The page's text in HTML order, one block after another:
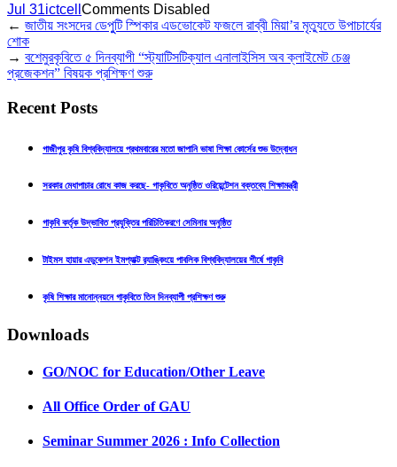
Jul 31ictcell Comments Disabled
← জাতীয় সংসদের ডেপুুটি স্পিকার এডভোকেট ফজলে রাব্বী মিয়া’র মৃত্যুতে উপাচার্যের
শোক
→ বশেমুরকৃবিতে ৫ দিনব্যাপী “স্ট্যাটিসটিক্যাল এনালাইসিস অব ক্লাইমেট চেঞ্জ
প্রজেকশন” বিষয়ক প্রশিক্ষণ শুরু
Recent Posts
গাজীপুর কৃষি বিশ্ববিদ্যালয়ে প্রথমবারের মতো জাপানি ভাষা শিক্ষা কোর্সের শুভ উদ্বোধন
সরকার মেধাপাচার রোধে কাজ করছে- গাকৃবিতে অনুষ্ঠিত ওরিয়েন্টেশন বক্তব্যে শিক্ষামন্ত্রী
গাকৃবি কর্তৃক উদ্ভাবিত প্রযুক্তির পরিচিতিকরণে সেমিনার অনুষ্ঠিত
টাইমস হায়ার এডুকেশন ইমপ্যাক্ট র‍্যাঙ্কিংয়ে পাবলিক বিশ্ববিদ্যালয়ের শীর্ষে গাকৃবি
কৃষি শিক্ষার মানোন্নয়নে গাকৃবিতে তিন দিনব্যাপী প্রশিক্ষণ শুরু
Downloads
GO/NOC for Education/Other Leave
All Office Order of GAU
Seminar Summer 2026 : Info Collection